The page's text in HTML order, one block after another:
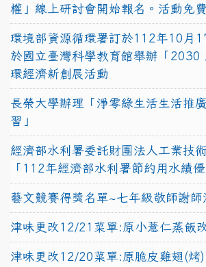
權」線上研討會開始報名。活動免
環境部資源循環署訂於112年10月
於國立臺灣科學教育館舉辦「2030
環經濟新創展活動
長榮大學辦理「淨零綠生活生活推
習」
經濟部水利署委託財團法人工業技
「112年經濟部水利署節約用水績優
藝文競賽得獎名單~七年級敬師謝師
津味更改12/21菜單:原小薏仁蒸飯
津味更改12/20菜單:原脆皮雞翅(烤)